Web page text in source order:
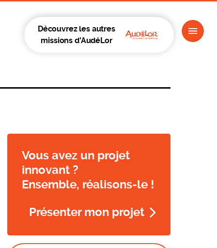
Découvrez les autres
missions d'AudéLor
Vous avez un projet
innovant ?
Ensemble, réalisons-le !
Présenter mon projet